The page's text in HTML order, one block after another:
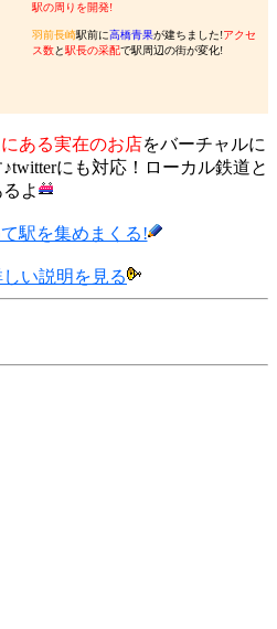
駅の周りを開発!
羽前長崎駅前に高橋青果が建ちました!アクセ
ス数と駅長の采配で駅周辺の街が変化!
ある実在のお店をバーチャルに
にも対応！ローカル鉄道と
よ
駅を集めまくる!
しい説明を見る